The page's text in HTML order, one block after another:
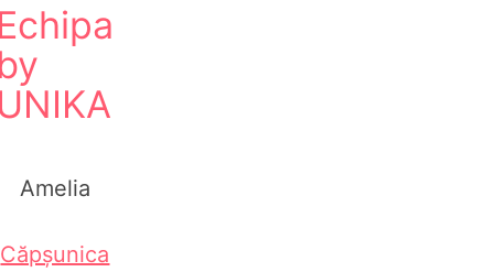
Amelia
Căpșunica